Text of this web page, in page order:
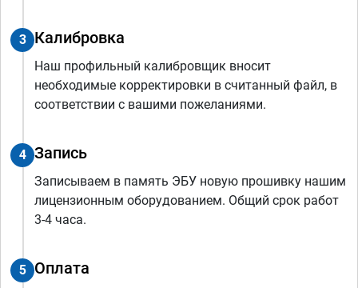
3 Калибровка
Наш профильный калибровщик вносит
необходимые корректировки в считанный файл, в
соответствии с вашими пожеланиями.
4 Запись
Записываем в память ЭБУ новую прошивку нашим
лицензионным оборудованием. Общий срок работ
3-4 часа.
5 Оплата